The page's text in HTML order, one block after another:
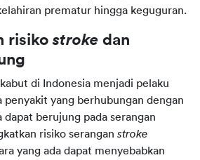
prematur hingga keguguran.
risiko stroke dan
di Indonesia menjadi pelaku
yang berhubungan dengan
berujung pada serangan
risiko serangan stroke
yang ada dapat menyebabkan